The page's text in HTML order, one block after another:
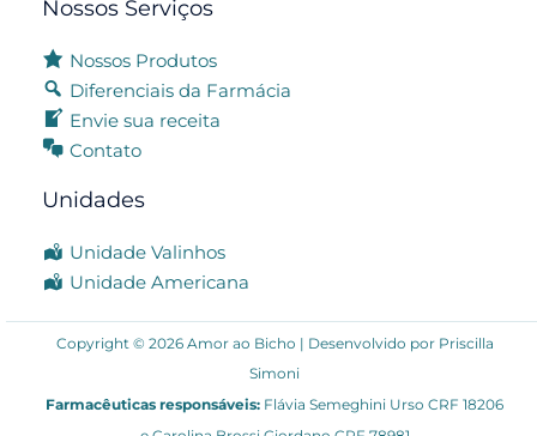
Nossos Serviços
Nossos Produtos
Diferenciais da Farmácia
Envie sua receita
Contato
Unidades
Unidade Valinhos
Unidade Americana
Copyright © 2026 Amor ao Bicho | Desenvolvido por Priscilla
Simoni
Farmacêuticas responsáveis: Flávia Semeghini Urso CRF 18206